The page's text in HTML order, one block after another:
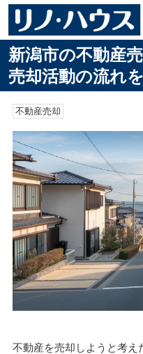
新潟市の不動産
売却活動の流れ
不動産売却
不動産を売却しようと考え